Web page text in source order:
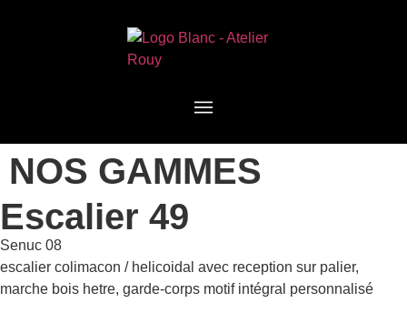
NOS GAMMES
Escalier 49
Senuc 08
escalier colimacon / helicoidal avec reception sur palier,
marche bois hetre, garde-corps motif intégral personnalisé